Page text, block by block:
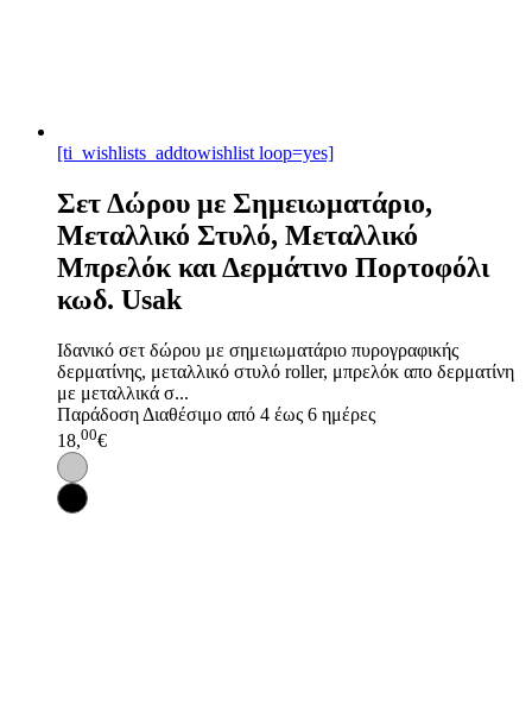
[ti_wishlists_addtowishlist loop=yes]
Σετ Δώρου με Σημειωματάριο,
Μεταλλικό Στυλό, Μεταλλικό
Μπρελόκ και Δερμάτινο Πορτοφόλι
κωδ. Usak
Ιδανικό σετ δώρου με σημειωματάριο πυρογραφικής
δερματίνης, μεταλλικό στυλό roller, μπρελόκ απο δερματίνη
με μεταλλικά σ...
Παράδοση Διαθέσιμο από 4 έως 6 ημέρες
18,00€